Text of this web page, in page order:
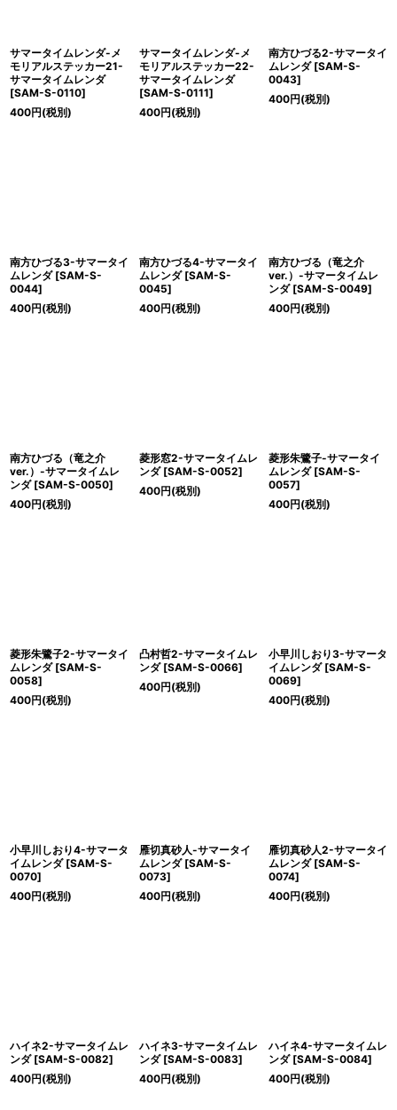
サマータイムレンダ-メ
モリアルステッカー21-
サマータイムレンダ
[SAM-S-0110]
400円(税別)
サマータイムレンダ-メ
モリアルステッカー22-
サマータイムレンダ
[SAM-S-0111]
400円(税別)
南方ひづる2-サマータイ
ムレンダ [SAM-S-
0043]
400円(税別)
南方ひづる3-サマータイ
ムレンダ [SAM-S-
0044]
400円(税別)
南方ひづる4-サマータイ
ムレンダ [SAM-S-
0045]
400円(税別)
南方ひづる（竜之介
ver.）-サマータイムレ
ンダ [SAM-S-0049]
400円(税別)
南方ひづる（竜之介
ver.）-サマータイムレ
ンダ [SAM-S-0050]
400円(税別)
菱形窓2-サマータイムレ
ンダ [SAM-S-0052]
400円(税別)
菱形朱鷺子-サマータイ
ムレンダ [SAM-S-
0057]
400円(税別)
菱形朱鷺子2-サマータイ
ムレンダ [SAM-S-
0058]
400円(税別)
凸村哲2-サマータイムレ
ンダ [SAM-S-0066]
400円(税別)
小早川しおり3-サマータ
イムレンダ [SAM-S-
0069]
400円(税別)
小早川しおり4-サマータ
イムレンダ [SAM-S-
0070]
400円(税別)
雁切真砂人-サマータイ
ムレンダ [SAM-S-
0073]
400円(税別)
雁切真砂人2-サマータイ
ムレンダ [SAM-S-
0074]
400円(税別)
ハイネ2-サマータイムレ
ンダ [SAM-S-0082]
400円(税別)
ハイネ3-サマータイムレ
ンダ [SAM-S-0083]
400円(税別)
ハイネ4-サマータイムレ
ンダ [SAM-S-0084]
400円(税別)